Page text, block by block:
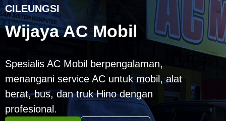
CILEUNGSI
Wijaya AC Mobil
Spesialis AC Mobil berpengalaman,
menangani service AC untuk mobil, alat
berat, bus, dan truk Hino dengan
profesional.